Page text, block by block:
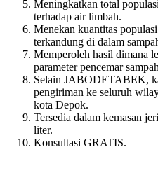
Meningkatkan total
terhadap air limbah.
Menekan kuantitas
terkandung di dalam
Memperoleh hasil dimana
parameter pencemar
Selain JABODETABEK,
pengiriman ke seluruh
kota Depok.
Tersedia dalam kemasan
liter.
Konsultasi GRATIS.